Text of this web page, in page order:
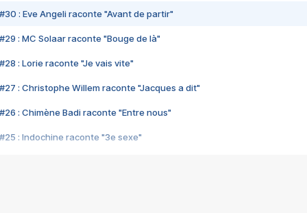
#30 : Eve Angeli raconte "Avant de partir"
#29 : MC Solaar raconte "Bouge de là"
#28 : Lorie raconte "Je vais vite"
#27 : Christophe Willem raconte "Jacques a dit"
#26 : Chimène Badi raconte "Entre nous"
#25 : Indochine raconte "3e sexe"